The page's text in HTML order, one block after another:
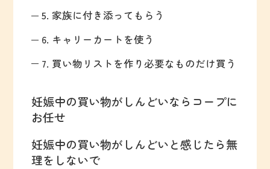
5. 家族に付き添ってもらう
6. キャリーカートを使う
7. 買い物リストを作り必要なものだけ買う
妊娠中の買い物がしんどいならコープに
お任せ
妊娠中の買い物がしんどいと感じたら無
理をしないで